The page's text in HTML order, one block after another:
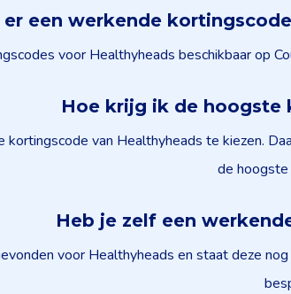
er een werkende
voor Healthyheads beschikbaar op
Hoe krijg ik de hoogste
kortingscode van Healthyheads te kiezen.
de
Heb je zelf een
voor Healthyheads en staat deze